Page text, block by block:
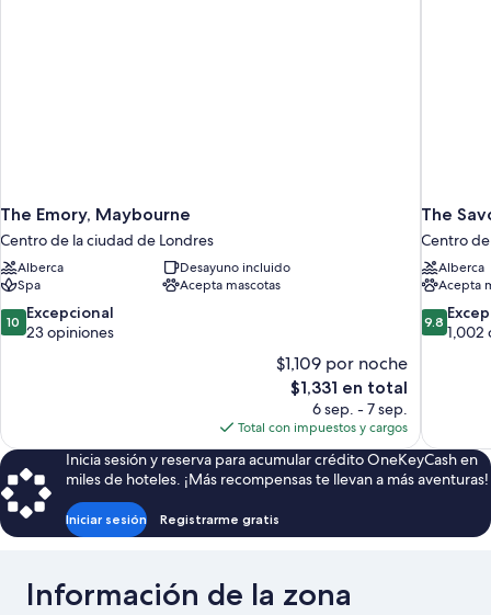
The Emory, Maybourne
Centro de la ciudad de Londres
Alberca
Desayuno incluido
Spa
Acepta mascotas
10.0
de
10 Excepcional
23 opiniones
$1,109 por noche
El
precio
actual
es
de
$1,331
$1,331 en total
6 sep. - 7 sep.
Total con impuestos y cargos
The
Centro
Alberca
Acepta
9.8
de
9.8
1,002
Inicia sesión y reserva para acumular crédito OneKeyCash en
miles de hoteles. ¡Más recompensas te llevan a más aventuras!
Iniciar sesión Registrarme gratis
Información de la zona